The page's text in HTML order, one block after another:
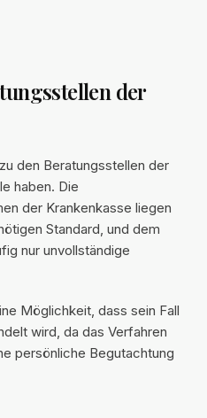
der
den Beratungsstellen der
haben. Die
der Krankenkasse liegen
Standard, und dem
nur unvollständige
Möglichkeit, dass sein Fall
wird, da das Verfahren
persönliche Begutachtung